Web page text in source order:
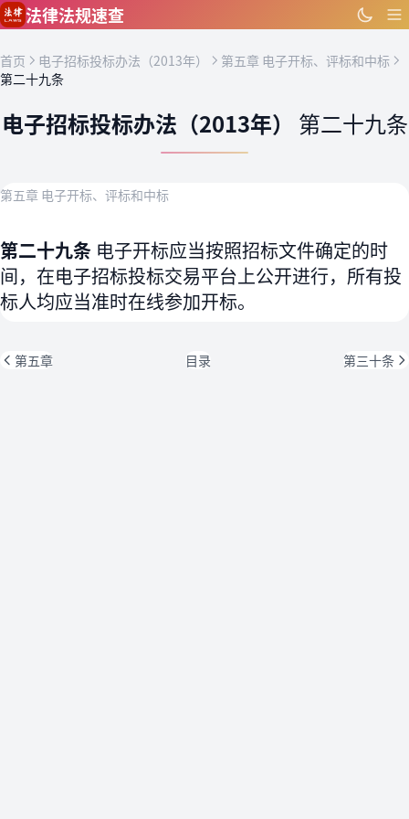
跳到主要内容
法律法规速查
首页 电子招标投标办法（2013年）
第五章 电子开标、评标和中标
第二十九条
电子招标投标办法（2013年） 第二十九条
第五章 电子开标、评标和中标
第二十九条 电子开标应当按照招标文件确定的时
间，在电子招标投标交易平台上公开进行，所有投
标人均应当准时在线参加开标。
第五章 目录 第三十条